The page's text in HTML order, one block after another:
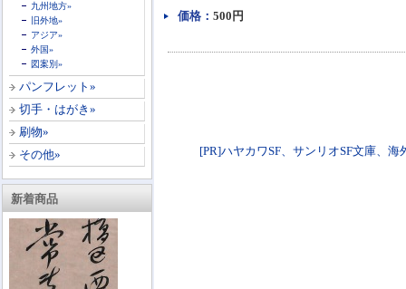
九州地方»
旧外地»
アジア»
外国»
図案別»
パンフレット»
切手・はがき»
刷物»
その他»
新着商品
価格：500円
[PR]ハヤカワSF、サンリオSF文庫、